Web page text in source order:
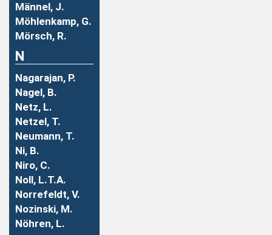
Männel, J.
Möhlenkamp, G.
Mörsch, R.
N
Nagarajan, P.
Nagel, B.
Netz, L.
Netzel, T.
Neumann, T.
Ni, B.
Niro, C.
Noll, L.T.A.
Norrefeldt, V.
Nozinski, M.
Nöhren, L.